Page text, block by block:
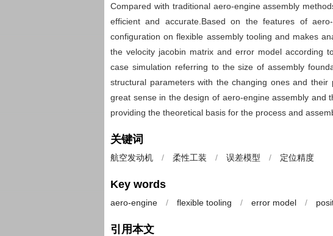
Compared with traditional aero-engine assembly
efficient and accurate.Based on the features of
configuration on flexible assembly tooling and makes
the velocity jacobin matrix and error model according
case simulation referring to the size of assembly
structural parameters with the changing ones and
great sense in the design of aero-engine assembly and
providing the theoretical basis for the process and
关键词
航空发动机 / 柔性工装 / 误差模型 / 定位精度
Key words
aero-engine / flexible tooling / error model /
引用本文